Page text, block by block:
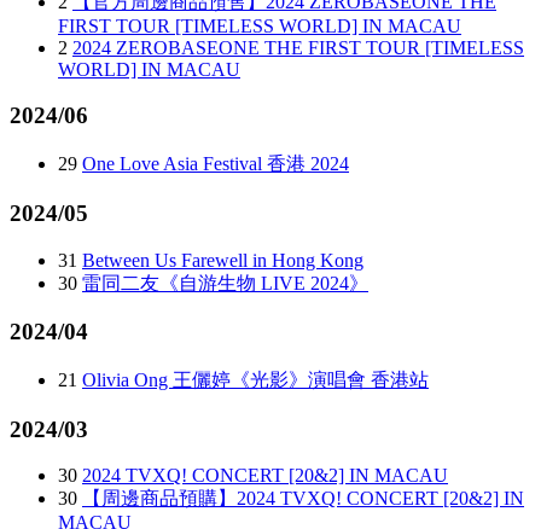
FIRST TOUR [TIMELESS WORLD] IN MACAU
2 2024 ZEROBASEONE THE FIRST TOUR [TIMELESS
WORLD] IN MACAU
2024/06
29 One Love Asia Festival 香港 2024
2024/05
31 Between Us Farewell in Hong Kong
30 雷同二友《自游生物 LIVE 2024》
2024/04
21 Olivia Ong 王儷婷《光影》演唱會 香港站
2024/03
30 2024 TVXQ! CONCERT [20&2] IN MACAU
30
【周邊商品預購】2024 TVXQ! CONCERT [20&2] IN
MACAU